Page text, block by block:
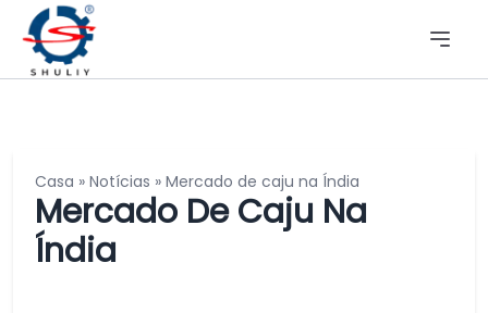
Casa » Notícias » Mercado de caju na Índia
Mercado De Caju Na
Índia